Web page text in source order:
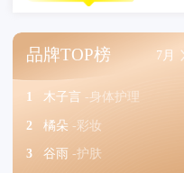
品牌TOP榜 7月
1 木子言 -身体护理
2
橘朵 -彩妆
3
谷雨 -护肤